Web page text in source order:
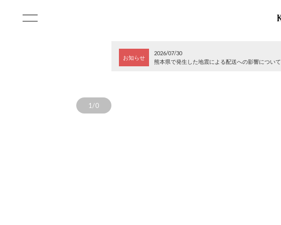
お知らせ
2026/07/30
熊本県で発生した地震による配送への影響について
1/0